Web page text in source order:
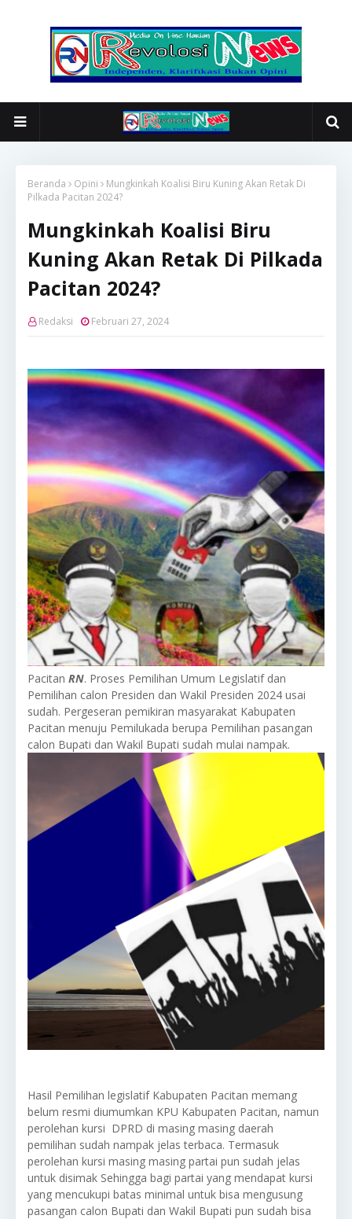
Beranda Opini
Mungkinkah Koalisi Biru Kuning Akan Retak Di
Pilkada Pacitan 2024?
Mungkinkah Koalisi Biru
Kuning Akan Retak Di Pilkada
Pacitan 2024?
Redaksi Februari 27, 2024
Pacitan RN. Proses Pemilihan Umum Legislatif dan
Pemilihan calon Presiden dan Wakil Presiden 2024 usai
sudah. Pergeseran pemikiran masyarakat Kabupaten
Pacitan menuju Pemilukada berupa Pemilihan pasangan
calon Bupati dan Wakil Bupati sudah mulai nampak.
Hasil Pemilihan legislatif Kabupaten Pacitan memang
belum resmi diumumkan KPU Kabupaten Pacitan, namun
perolehan kursi DPRD di masing masing daerah
pemilihan sudah nampak jelas terbaca. Termasuk
perolehan kursi masing masing partai pun sudah jelas
untuk disimak Sehingga bagi partai yang mendapat kursi
yang mencukupi batas minimal untuk bisa mengusung
pasangan calon Bupati dan Wakil Bupati pun sudah bisa